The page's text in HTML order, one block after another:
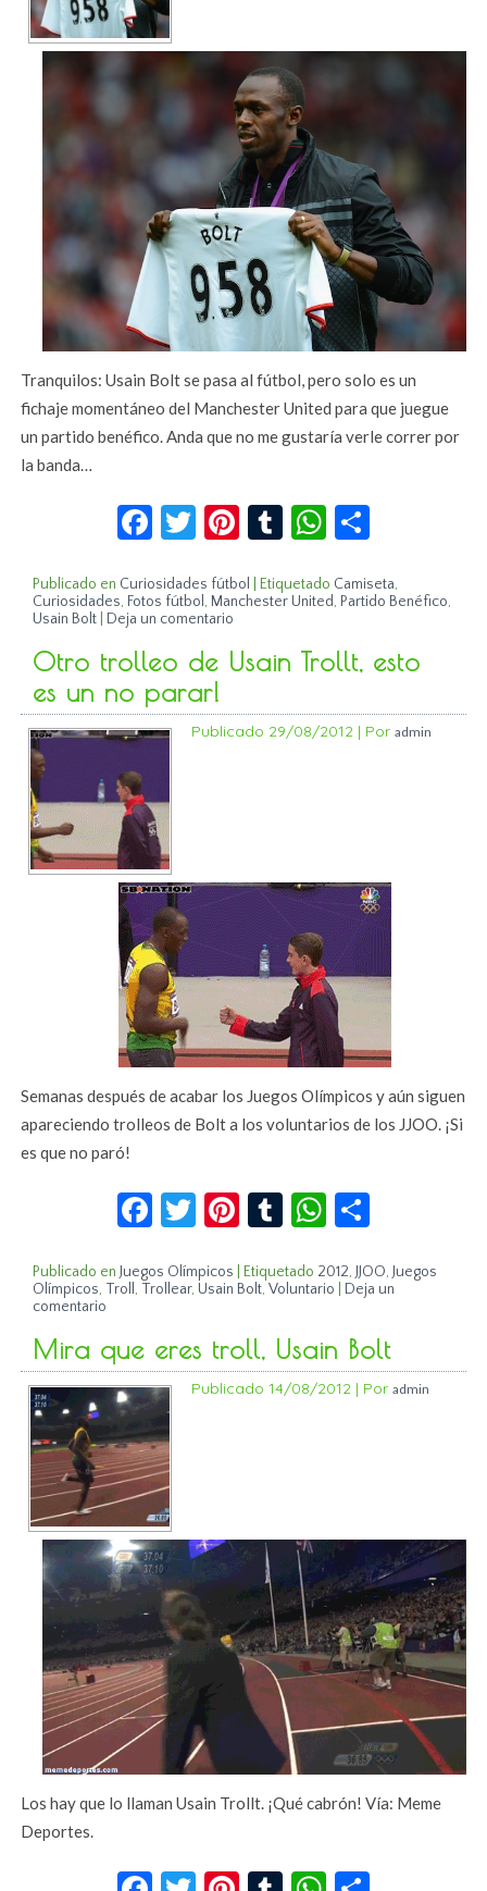
Tranquilos: Usain Bolt se pasa al fútbol, pero solo es un
fichaje momentáneo del Manchester United para que juegue
un partido benéfico. Anda que no me gustaría verle correr por
la banda…
Facebook
Twitter
Pinterest
TumblrWhatsApp
Publicado en Curiosidades fútbol Etiquetado Camiseta,
Curiosidades, Fotos fútbol , Manchester United, Partido Benéfico,
Usain Bolt
Deja un comentario
Otro trolleo de Usain Trollt, esto
es un no parar!
Publicado 29/08/2012 | Por admin
Semanas después de acabar los Juegos Olímpicos y aún siguen
apareciendo trolleos de Bolt a los voluntarios de los JJOO. ¡Si
es que no paró!
Facebook
Twitter
Pinterest
TumblrWhatsApp
Publicado en Juegos Olímpicos Etiquetado 2012, JJOO, Juegos
Olímpicos, Troll , Trollear, Usain Bolt,Voluntario
Deja un
comentario
Mira que eres troll, Usain Bolt
Publicado 14/08/2012 | Por admin
Los hay que lo llaman Usain Trollt. ¡Qué cabrón! Vía: Meme
Deportes.
Facebook
Twitter
Pinterest
TumblrWhatsApp